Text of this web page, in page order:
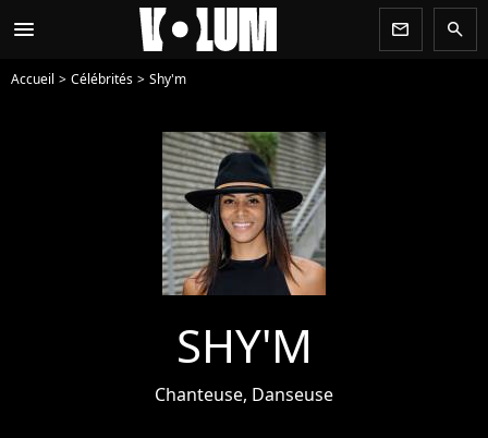
menu newsletter search
Accueil Célébrités Shy'm
SHY'M
Chanteuse, Danseuse